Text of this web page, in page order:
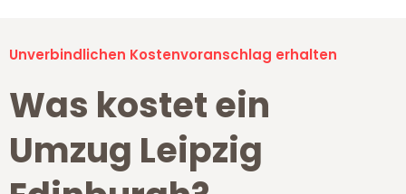
Unverbindlichen Kostenvoranschlag erhalten
Was kostet ein
Umzug Leipzig